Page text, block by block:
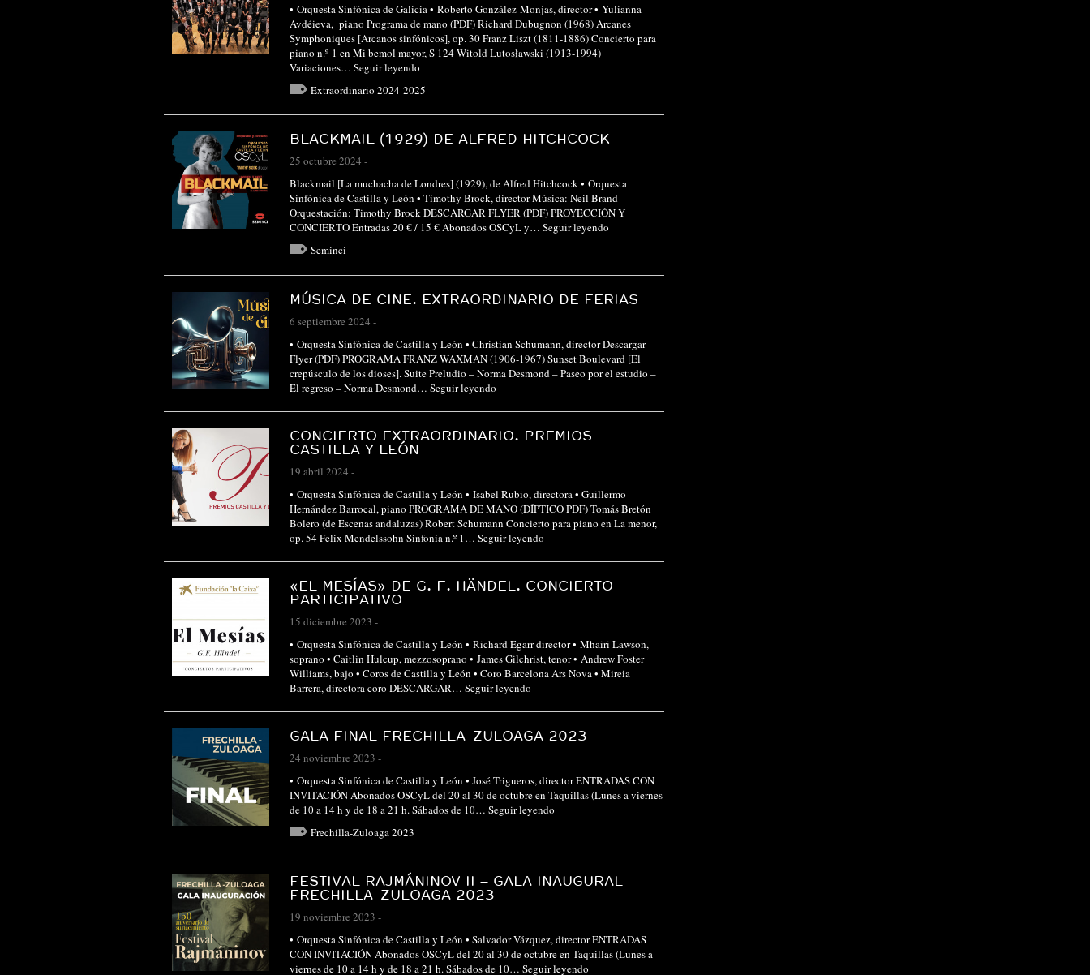
• Orquesta Sinfónica de Galicia • Roberto González-Monjas, director • Yulianna
Avdéieva, piano Programa de mano (PDF) Richard Dubugnon (1968) Arcanes
Symphoniques [Arcanos sinfónicos], op. 30 Franz Liszt (1811-1886) Concierto para
piano n.º 1 en Mi bemol mayor, S 124 Witold Lutosławski (1913-1994)
Variaciones… Seguir leyendo
Extraordinario 2024-2025
BLACKMAIL (1929) DE ALFRED HITCHCOCK
25 octubre 2024 -
Blackmail [La muchacha de Londres] (1929), de Alfred Hitchcock • Orquesta
Sinfónica de Castilla y León • Timothy Brock, director Música: Neil Brand
Orquestación: Timothy Brock DESCARGAR FLYER (PDF) PROYECCIÓN Y
CONCIERTO Entradas 20 € / 15 € Abonados OSCyL y… Seguir leyendo
Seminci
MÚSICA DE CINE. EXTRAORDINARIO DE FERIAS
6 septiembre 2024 -
• Orquesta Sinfónica de Castilla y León • Christian Schumann, director Descargar
Flyer (PDF) PROGRAMA FRANZ WAXMAN (1906-1967) Sunset Boulevard [El
crepúsculo de los dioses]. Suite Preludio – Norma Desmond – Paseo por el estudio –
El regreso – Norma Desmond… Seguir leyendo
CONCIERTO EXTRAORDINARIO. PREMIOS
CASTILLA Y LEÓN
19 abril 2024 -
• Orquesta Sinfónica de Castilla y León • Isabel Rubio, directora • Guillermo
Hernández Barrocal, piano PROGRAMA DE MANO (DÍPTICO PDF) Tomás Bretón
Bolero (de Escenas andaluzas) Robert Schumann Concierto para piano en La menor,
op. 54 Felix Mendelssohn Sinfonía n.º 1… Seguir leyendo
«EL MESÍAS» DE G. F. HÄNDEL. CONCIERTO
PARTICIPATIVO
15 diciembre 2023 -
• Orquesta Sinfónica de Castilla y León • Richard Egarr director • Mhairi Lawson,
soprano • Caitlin Hulcup, mezzosoprano • James Gilchrist, tenor • Andrew Foster
Williams, bajo • Coros de Castilla y León • Coro Barcelona Ars Nova • Mireia
Barrera, directora coro DESCARGAR… Seguir leyendo
GALA FINAL FRECHILLA-ZULOAGA 2023
24 noviembre 2023 -
• Orquesta Sinfónica de Castilla y León • José Trigueros, director ENTRADAS CON
INVITACIÓN Abonados OSCyL del 20 al 30 de octubre en Taquillas (Lunes a viernes
de 10 a 14 h y de 18 a 21 h. Sábados de 10… Seguir leyendo
Frechilla-Zuloaga 2023
FESTIVAL RAJMÁNINOV II – GALA INAUGURAL
FRECHILLA-ZULOAGA 2023
19 noviembre 2023 -
• Orquesta Sinfónica de Castilla y León • Salvador Vázquez, director ENTRADAS
CON INVITACIÓN Abonados OSCyL del 20 al 30 de octubre en Taquillas (Lunes a
viernes de 10 a 14 h y de 18 a 21 h. Sábados de 10… Seguir leyendo